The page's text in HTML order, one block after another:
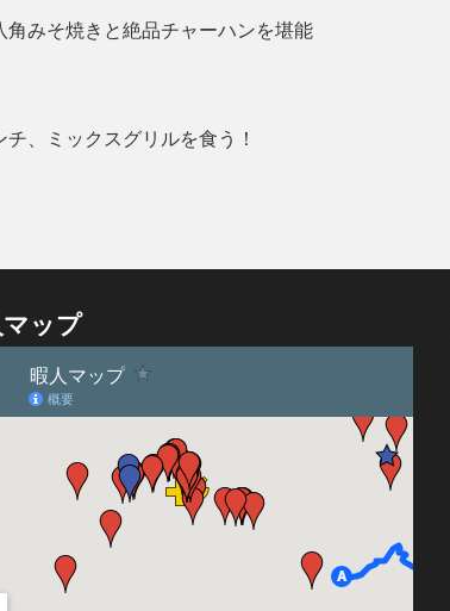
みそ焼きと絶品チャーハンを堪能
、ミックスグリルを食う！
マップ